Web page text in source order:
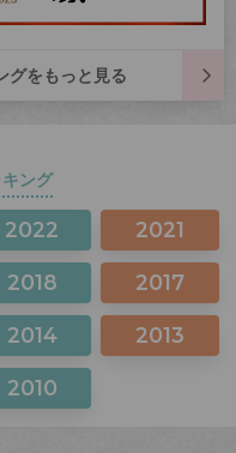
グをもっと見る
ング
2022 2021
2018 2017
2014 2013
2010